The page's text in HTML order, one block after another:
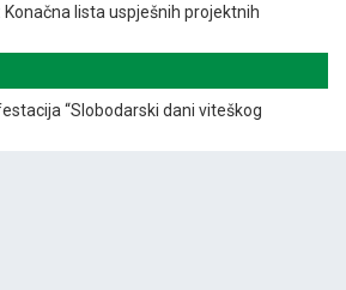
lista uspješnih projektnih
“Slobodarski dani viteškog